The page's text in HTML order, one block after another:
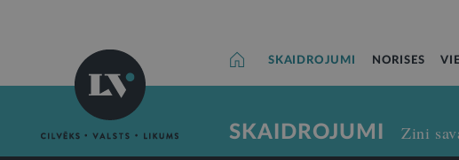
SKAIDROJUMI NORISES
SKAIDROJUMI Zini